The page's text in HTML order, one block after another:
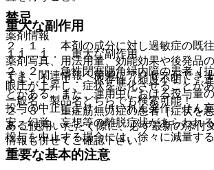
禁忌
２．１． 本剤の成分に対し過敏症の既往
２．２． 急性閉塞隅角緑内障の患者［
眼圧が上昇し、症状を悪化させることが
２．３． 重症筋無力症の患者［症状を
ある］。
重要な基本的注意
重大な副作用
１１．１． 重大な副作用
１１．１．１． 依存性（頻度不明）：
とがある。また、連用中における投与量
投与の中止により、けいれん発作、せん
安、幻覚、妄想等の離脱症状があらわれ
投与を中止する場合には、徐々に減量す
と。
薬剤情報
薬剤写真、用法用量、効能効果や後発品
でき、関連情報へ簡単にアクセスができ
一般名、製品名どちらでも検索可能！
※ ご使用いただく際に、必ず最新の添付
情報も併せてご確認下さい。